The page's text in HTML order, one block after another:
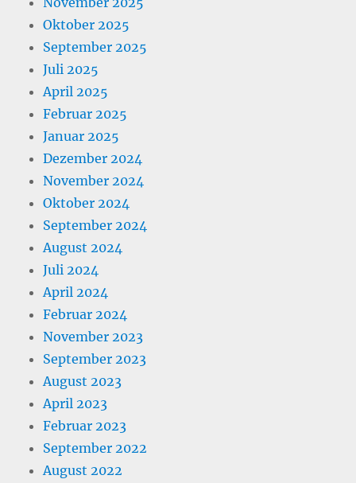
Oktober 2025
September 2025
Juli 2025
April 2025
Februar 2025
Januar 2025
Dezember 2024
November 2024
Oktober 2024
September 2024
August 2024
Juli 2024
April 2024
Februar 2024
November 2023
September 2023
August 2023
April 2023
Februar 2023
September 2022
August 2022